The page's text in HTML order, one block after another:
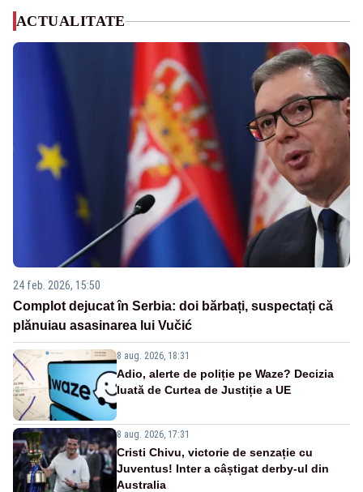
ACTUALITATE
24 feb. 2026, 15:50
Complot dejucat în Serbia: doi bărbați, suspectați că
plănuiau asasinarea lui Vučić
8 aug. 2026, 18:31
Adio, alerte de poliție pe Waze? Decizia
luată de Curtea de Justiție a UE
8 aug. 2026, 17:31
Cristi Chivu, victorie de senzație cu
Juventus! Inter a câștigat derby-ul din
Australia